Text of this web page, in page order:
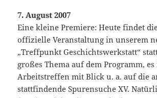
7. August 2007
Eine kleine Premiere: Heute findet
offizielle Veranstaltung in unserem
„Treffpunkt Geschichtswerkstatt“
großes Thema auf dem Programm, es
Arbeitstreffen mit Blick u. a. auf die
stattfindende Spurensuche XV.